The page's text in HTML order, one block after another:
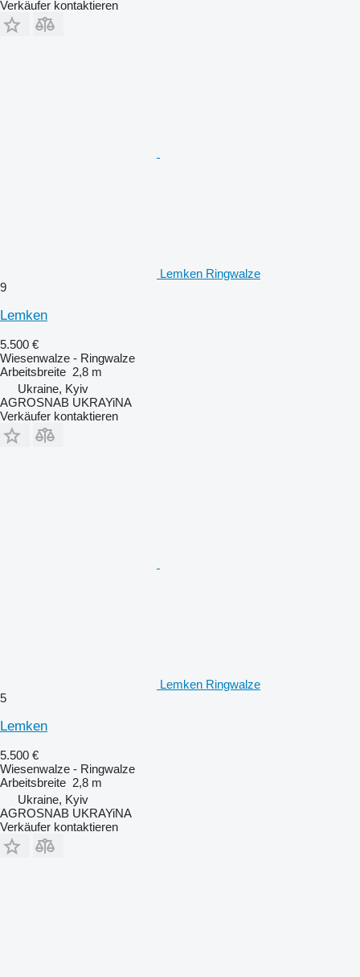
Verkäufer kontaktieren
Lemken Ringwalze
9
Lemken
5.500 €
Wiesenwalze - Ringwalze
Arbeitsbreite 2,8 m
Ukraine, Kyiv
AGROSNAB UKRAYiNA
Verkäufer kontaktieren
Lemken Ringwalze
5
Lemken
5.500 €
Wiesenwalze - Ringwalze
Arbeitsbreite 2,8 m
Ukraine, Kyiv
AGROSNAB UKRAYiNA
Verkäufer kontaktieren